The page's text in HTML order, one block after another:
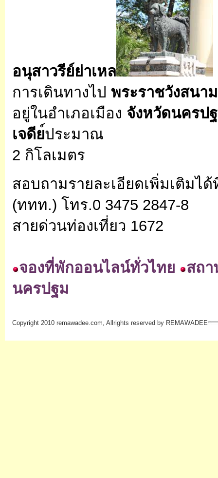
อนุสาวรีย์ย่าเหล
การเดินทางไป พระราชวังสนา
อยู่ในอำเภอเมือง จังหวัดนครป
เจดีย์ประมาณ
2 กิโลเมตร
สอบถามรายละเอียดเพิ่มเติมได้
(ททท.) โทร.0 3475 2847-8
สายด่วนท่องเที่ยว 1672
จองที่พักออนไลน์ทั่วไทย
สถา
นครปฐม
Copyright 2010 remawadee.com, Allrights reserved by REMAWADEE